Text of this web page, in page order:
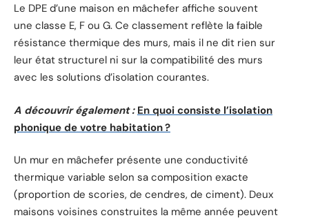
Le DPE d’une maison en mâchefer affiche souvent
une classe E, F ou G. Ce classement reflète la faible
résistance thermique des murs, mais il ne dit rien sur
leur état structurel ni sur la compatibilité des murs
avec les solutions d’isolation courantes.
A découvrir également : En quoi consiste l’isolation
phonique de votre habitation ?
Un mur en mâchefer présente une conductivité
thermique variable selon sa composition exacte
(proportion de scories, de cendres, de ciment). Deux
maisons voisines construites la même année peuvent